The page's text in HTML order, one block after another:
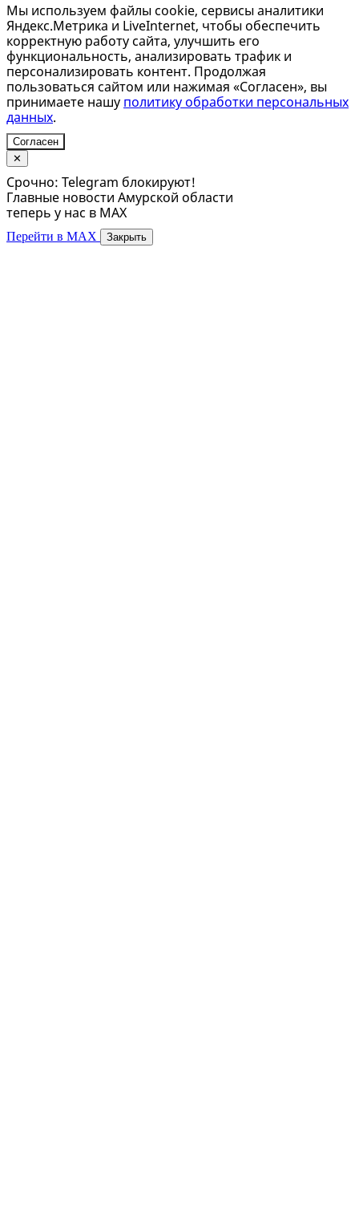
Мы используем файлы cookie, сервисы аналитики
Яндекс.Метрика и LiveInternet, чтобы обеспечить
корректную работу сайта, улучшить его
функциональность, анализировать трафик и
персонализировать контент. Продолжая
пользоваться сайтом или нажимая «Согласен», вы
принимаете нашу политику обработки персональных
данных.
Согласен
✕
Срочно: Telegram блокируют!
Главные новости Амурской области
теперь у нас в MAX
Перейти в MAX Закрыть